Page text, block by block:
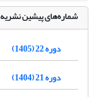
شماره‌های پیشین نشریه
دوره 22 (1405)
دوره 21 (1404)